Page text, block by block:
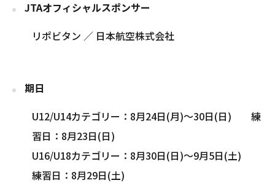
JTAオフィシャルスポンサー
リポビタン ／ 日本航空株式会社
期日
U12/U14カテゴリー：8月24日(月)～30日(日) 練
習日：8月23日(日)
U16/U18カテゴリー：8月30日(日)～9月5日(土)
練習日：8月29日(土)